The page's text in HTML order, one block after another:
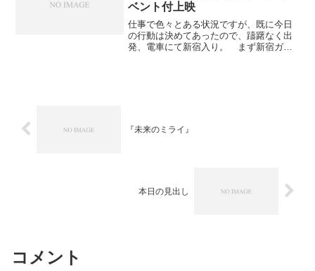
ベント付上映
仕事で色々とある状況ですが、既に今日
の行動は決めてあったので、躊躇なく出
発、電車にて新宿入り。 まず新宿ガー
『未来のミライ』
本日の見出し
コメント